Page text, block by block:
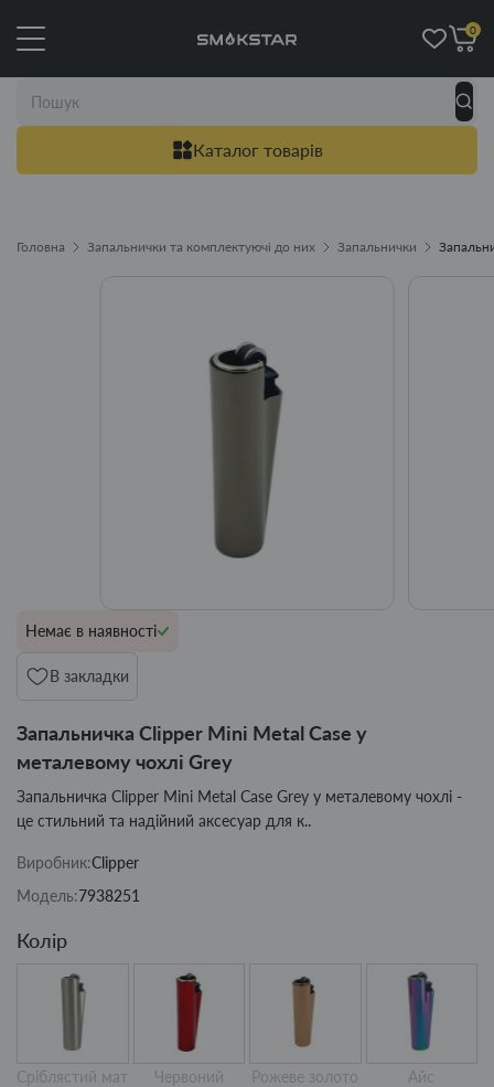
Каталог товарів
0
Головна Запальнички та комплектуючі до них Запальнички
Немає в наявності
В закладки
Запальничка Clipper Mini Metal Case у
металевому чохлі Grey
Запальничка Clipper Mini Metal Case Grey у металевому чохлі -
це стильний та надійний аксесуар для к..
Виробник:Clipper
Модель:7938251
Колір
Сріблястий мат Червоний Рожеве золото Айс